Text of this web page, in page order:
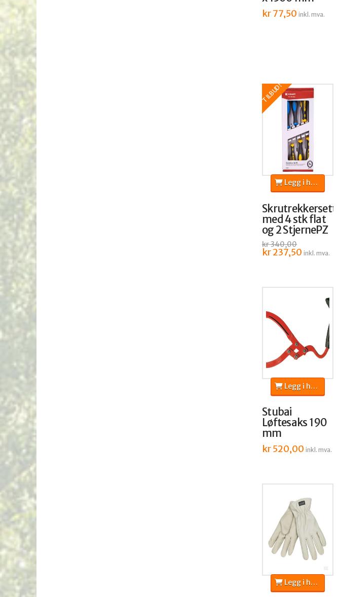
kr77,50 inkl. mva.
TILBUD!
Skrutrekkersett
med 4 stk flat
og 2 StjernePZ
kr340,00
Opprinnelig
pris
kr237,50 Nåværende
pris
inkl. mva.
Legg i handlekurv
Stubai
Løftesaks 190
mm
kr520,00 inkl. mva.
Legg i handlekurv
Legg i handlekurv